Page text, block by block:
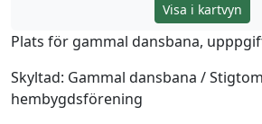
Visa i kartvyn
Plats för gammal dansbana,
Skyltad: Gammal dansbana /
hembygdsförening